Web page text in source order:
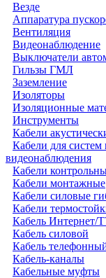
Везде
Аппаратура
Вентиляция
Видеонаблюдение
Выключатели
Гильзы ГМЛ
Заземление
Изоляторы
Изоляционные
Инструменты
Кабели
Кабели для
видеонаблюдения
Кабели
Кабели монтажные
Кабели силовые
Кабели
Кабель Интернет/
Кабель силовой
Кабель
Кабель-каналы
Кабельные муфты